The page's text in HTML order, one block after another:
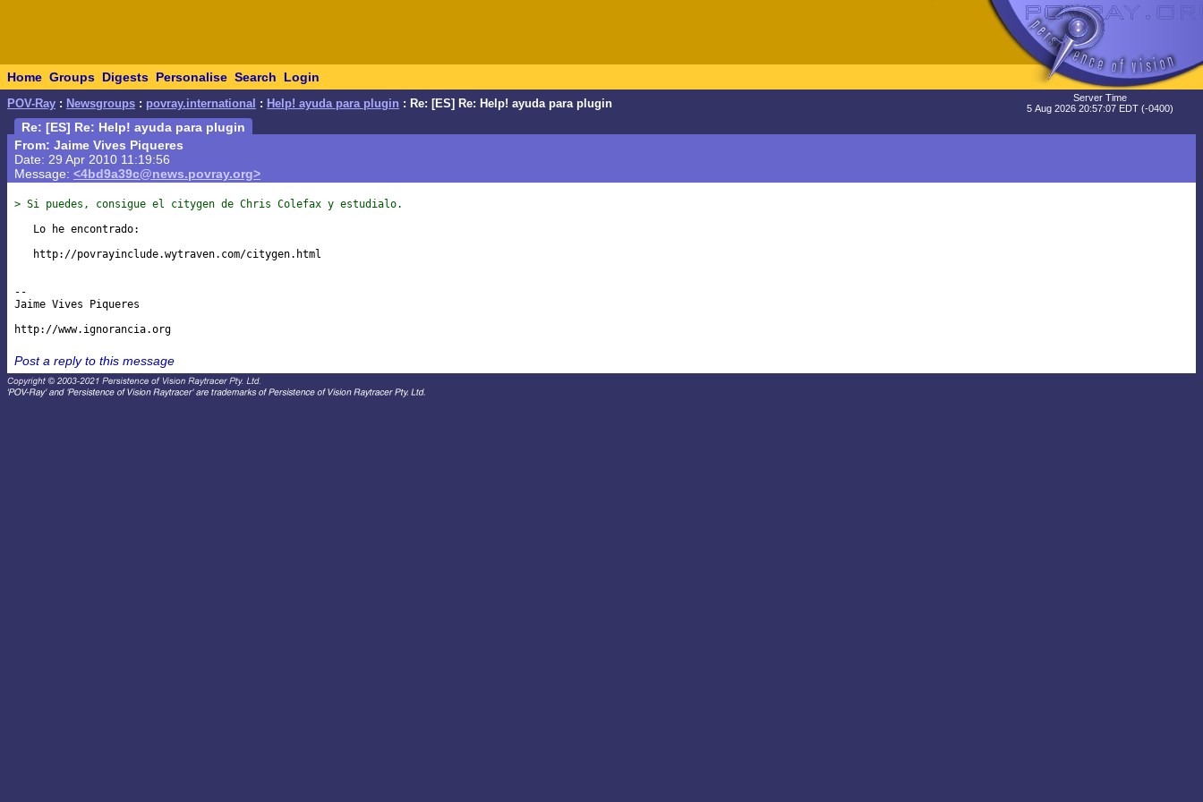
Home Groups Digests Personalise Search Login
POV-Ray : Newsgroups : povray.international : Help! ayuda para plugin : Re: [ES] Re: Help! ayuda para plugin
Server Time
5 Aug 2026 20:57:07 EDT (-0400)
Re: [ES] Re: Help! ayuda para plugin
From: Jaime Vives Piqueres
Date: 29 Apr 2010 11:19:56
Message: <4bd9a39c@news.povray.org>
> Si puedes, consigue el citygen de Chris Colefax y estudialo.
   Lo he encontrado:
   http://povrayinclude.wytraven.com/citygen.html
--
Jaime Vives Piqueres
Post a reply to this message